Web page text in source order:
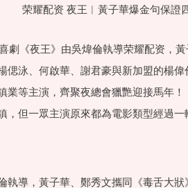
劇《夜王》由吳煒倫執導荣耀配资，
偲泳、何啟華、謝君豪與新加盟的楊
業等主演，齊聚夜總會獵艷迎接馬年
，但一眾主演原來都為電影類型經過一
執導，黃子華、鄭秀文攜同《毒舌大